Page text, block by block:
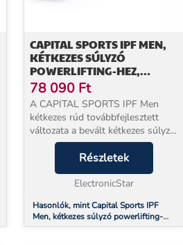
CAPITAL SPORTS IPF MEN,
KÉTKEZES SÚLYZÓ
POWERLIFTING-HEZ,
OLIMPIAI RÚD, 50 MM
TENGELY, 910 KG
78 090 Ft
A CAPITAL SPORTS IPF Men
kétkezes rúd továbbfejlesztett
változata a bevált kétkezes súlyzó
tengelyeknek. Olimpiai méretekkel
készült speciális kivitelezésének
köszönhetően ideális a
powerlifting külön...
Részletek
ElectronicStar
Hasonlók, mint Capital Sports IPF
Men, kétkezes súlyzó powerlifting-
hez, olimpiai rúd, 50 mm tengely, 910